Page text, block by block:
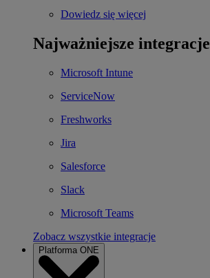
Dowiedz się więcej
Najważniejsze integracje
Microsoft Intune
ServiceNow
Freshworks
Jira
Salesforce
Slack
Microsoft Teams
Zobacz wszystkie integracje
Platforma ONE